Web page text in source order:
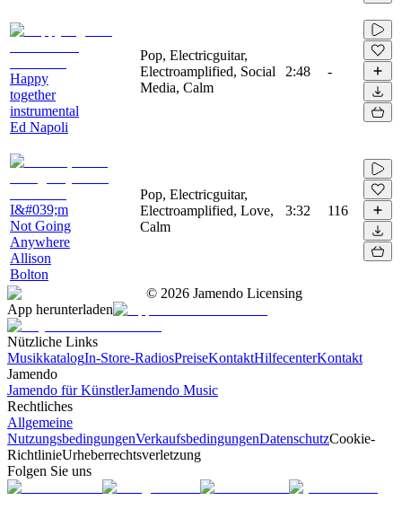
Happy
together
instrumental
Ed Napoli
Pop, Electricguitar,
Electroamplified, Social
Media, Calm
2:48 -
I&#039;m
Not Going
Anywhere
Allison
Bolton
Pop, Electricguitar,
Electroamplified, Love,
Calm
3:32 116
© 2026 Jamendo Licensing
App herunterladen
Nützliche Links
MusikkatalogIn-Store-RadiosPreiseKontaktHilfecenterKontakt
Jamendo
Jamendo für KünstlerJamendo Music
Rechtliches
Allgemeine
NutzungsbedingungenVerkaufsbedingungenDatenschutzCookie-
RichtlinieUrheberrechtsverletzung
Folgen Sie uns